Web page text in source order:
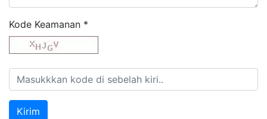
Kode Keamanan *